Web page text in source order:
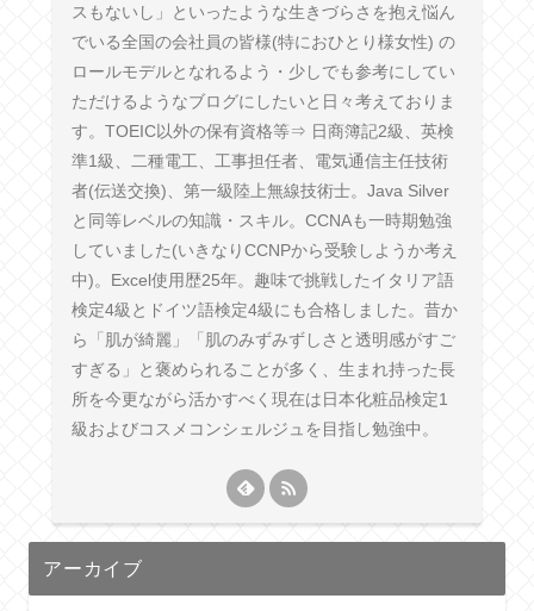
スもないし」といったような生きづらさを抱え悩ん
でいる全国の会社員の皆様(特におひとり様女性) の
ロールモデルとなれるよう・少しでも参考にしてい
ただけるようなブログにしたいと日々考えておりま
す。TOEIC以外の保有資格等⇒ 日商簿記2級、英検
準1級、二種電工、工事担任者、電気通信主任技術
者(伝送交換)、第一級陸上無線技術士。Java Silver
と同等レベルの知識・スキル。CCNAも一時期勉強
していました(いきなりCCNPから受験しようか考え
中)。Excel使用歴25年。趣味で挑戦したイタリア語
検定4級とドイツ語検定4級にも合格しました。昔か
ら「肌が綺麗」「肌のみずみずしさと透明感がすご
すぎる」と褒められることが多く、生まれ持った長
所を今更ながら活かすべく現在は日本化粧品検定1
級およびコスメコンシェルジュを目指し勉強中。
アーカイブ